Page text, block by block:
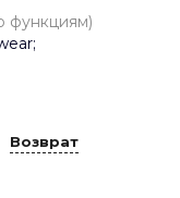
функциям)
Возврат